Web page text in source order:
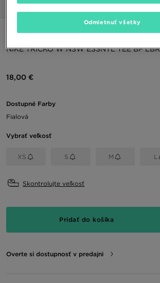
Obrázky
ONLY AT JD
NIKE TRIČKO W NSW ESSNTL TEE BF
18,00 €
Dostupné Farby
Fialová
Vybrať veľkosť
XS S M L
Skontrolujte veľkosť
Pridať do košíka
Overte si dostupnosť v predajni
Odmietnuť všetky